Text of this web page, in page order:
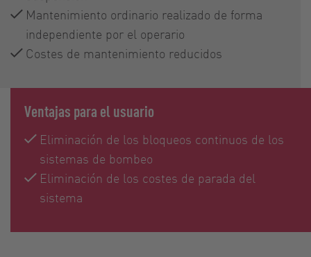
Mantenimiento ordinario realizado de forma
independiente por el operario
Costes de mantenimiento reducidos
Ventajas para el usuario
Eliminación de los bloqueos continuos de los
sistemas de bombeo
Eliminación de los costes de parada del
sistema